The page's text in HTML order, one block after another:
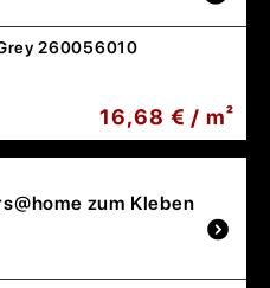
260056010
16,68 € / m²
zum Kleben